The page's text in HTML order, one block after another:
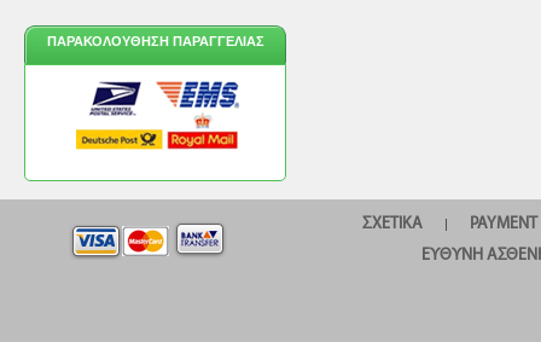
ΠΑΡΑΚΟΛΟΎΘΗΣΗ ΠΑΡΑΓΓΕΛΊΑΣ
ΣΧΕΤΙΚΆ |
PAYMENT
ΕΥΘΎΝΗ